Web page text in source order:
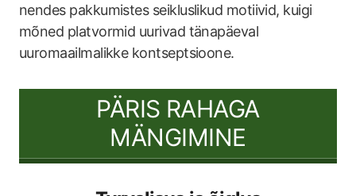
nendes pakkumistes seikluslikud motiivid, kuigi
mõned platvormid uurivad tänapäeval
uuromaailmalikke kontseptsioone.
PÄRIS RAHAGA
MÄNGIMINE